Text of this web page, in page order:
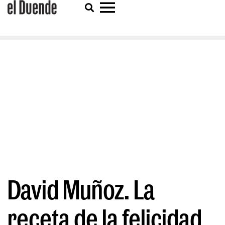
David Muñoz. La
receta de la felicidad